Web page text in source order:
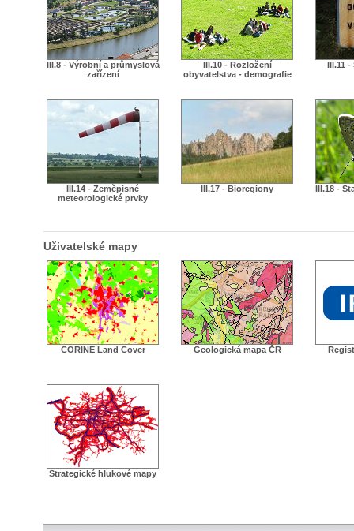
III.8 - Výrobní a průmyslová
zařízení
III.10 - Rozložení
obyvatelstva - demografie
III.11
III.14 - Zeměpisné
meteorologické prvky
III.17 - Bioregiony III.18 -
Uživatelské mapy
CORINE Land Cover Geologická mapa ČR
Strategické hlukové mapy